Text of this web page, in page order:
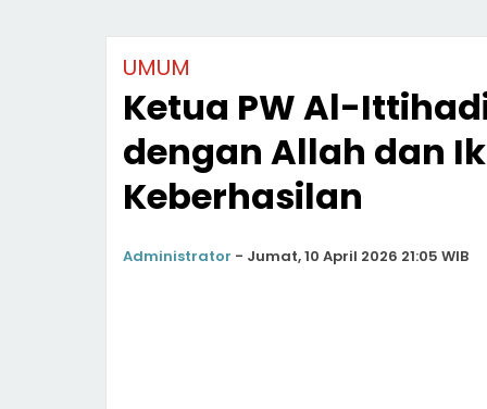
UMUM
Ketua PW Al-
dengan Allah dan
Keberhasilan
Administrator - Jumat, 10 April 2026 21:05 WIB